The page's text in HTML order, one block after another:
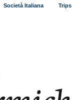
Società Italiana Trips